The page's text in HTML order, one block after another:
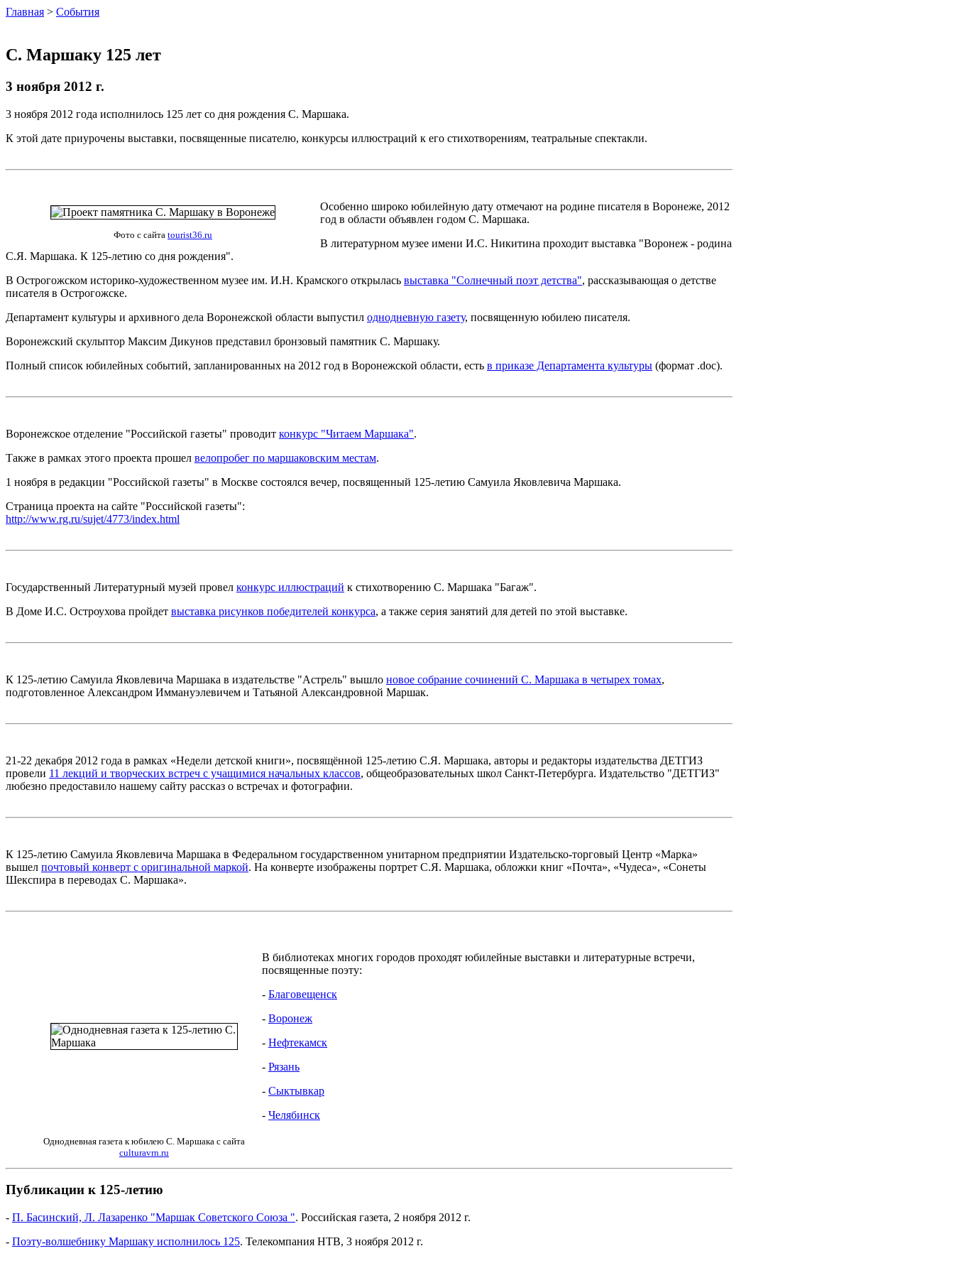
Главная > События
С. Маршаку 125 лет
3 ноября 2012 г.
3 ноября 2012 года исполнилось 125 лет со дня рождения С. Маршака.
К этой дате приурочены выставки, посвященные писателю, конкурсы иллюстраций к его стихотворениям, театральные спектакли.
Фото с сайта tourist36.ru
Особенно широко юбилейную дату отмечают на родине писателя в Воронеже, 2012
год в области объявлен годом С. Маршака.
В литературном музее имени И.С. Никитина проходит выставка "Воронеж - родина
С.Я. Маршака. К 125-летию со дня рождения".
В Острогожском историко-художественном музее им. И.Н. Крамского открылась выставка "Солнечный поэт детства", рассказывающая о детстве
писателя в Острогожске.
Департамент культуры и архивного дела Воронежской области выпустил однодневную газету, посвященную юбилею писателя.
Воронежский скульптор Максим Дикунов представил бронзовый памятник С. Маршаку.
Полный список юбилейных событий, запланированных на 2012 год в Воронежской области, есть в приказе Департамента культуры (формат .doc).
Воронежское отделение "Российской газеты" проводит конкурс "Читаем Маршака".
Также в рамках этого проекта прошел велопробег по маршаковским местам.
1 ноября в редакции "Российской газеты" в Москве состоялся вечер, посвященный 125-летию Самуила Яковлевича Маршака.
Страница проекта на сайте "Российской газеты":
http://www.rg.ru/sujet/4773/index.html
Государственный Литературный музей провел конкурс иллюстраций к стихотворению С. Маршака "Багаж".
В Доме И.С. Остроухова пройдет выставка рисунков победителей конкурса, а также серия занятий для детей по этой выставке.
К 125-летию Самуила Яковлевича Маршака в издательстве "Астрель" вышло новое собрание сочинений С. Маршака в четырех томах,
подготовленное Александром Иммануэлевичем и Татьяной Александровной Маршак.
21-22 декабря 2012 года в рамках «Недели детской книги», посвящённой 125-летию С.Я. Маршака, авторы и редакторы издательства ДЕТГИЗ
провели 11 лекций и творческих встреч с учащимися начальных классов, общеобразовательных школ Санкт-Петербурга. Издательство "ДЕТГИЗ"
любезно предоставило нашему сайту рассказ о встречах и фотографии.
К 125-летию Самуила Яковлевича Маршака в Федеральном государственном унитарном предприятии Издательско-торговый Центр «Марка»
вышел почтовый конверт с оригинальной маркой. На конверте изображены портрет С.Я. Маршака, обложки книг «Почта», «Чудеса», «Сонеты
Шекспира в переводах С. Маршака».
В библиотеках многих городов проходят юбилейные выставки и литературные встречи,
посвященные поэту:
- Благовещенск
- Воронеж
- Нефтекамск
- Рязань
- Сыктывкар
- Челябинск
Однодневная газета к юбилею С. Маршака с сайта
culturavrn.ru
Публикации к 125-летию
- П. Басинский, Л. Лазаренко "Маршак Советского Союза ". Российская газета, 2 ноября 2012 г.
- Поэту-волшебнику Маршаку исполнилось 125. Телекомпания НТВ, 3 ноября 2012 г.